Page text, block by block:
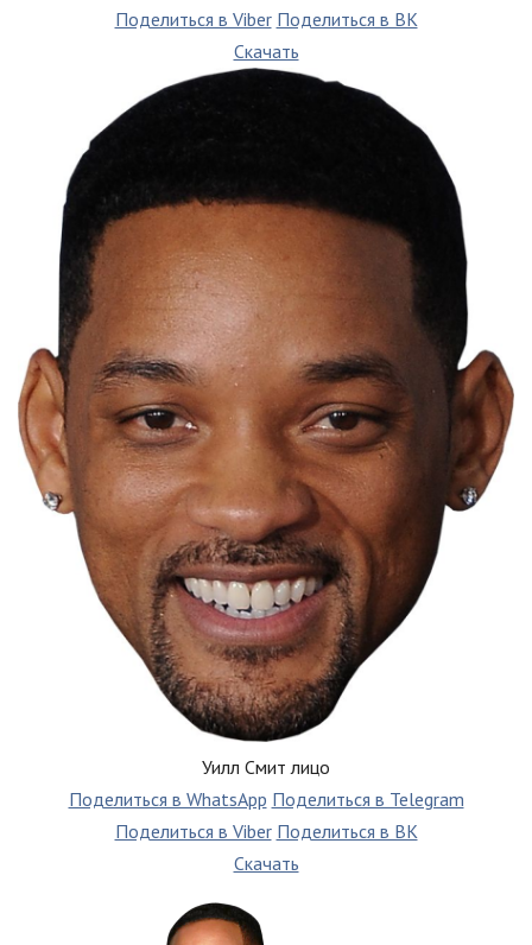
Поделиться в Viber Поделиться в ВК
Скачать
Уилл Смит лицо
Поделиться в WhatsApp Поделиться в Telegram
Поделиться в Viber Поделиться в ВК
Скачать